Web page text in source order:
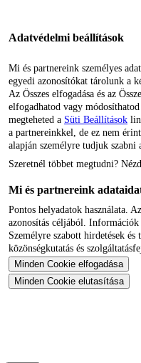
Adatvédelmi beállítások
Mi és partnereink személyes
egyedi azonosítókat tárolunk a
Az Összes elfogadása és az
elfogadhatod vagy
megteheted a Süti Beállítások
a partnereinkkel, de ez nem
alapján személyre tudjuk szabni
Szeretnél többet megtudni?
Mi és partnereink
Pontos helyadatok használata.
azonosítás céljából. Információk
Személyre szabott hirdetések és
közönségkutatás és
Minden Cookie elfogadása
Minden Cookie elutasítása